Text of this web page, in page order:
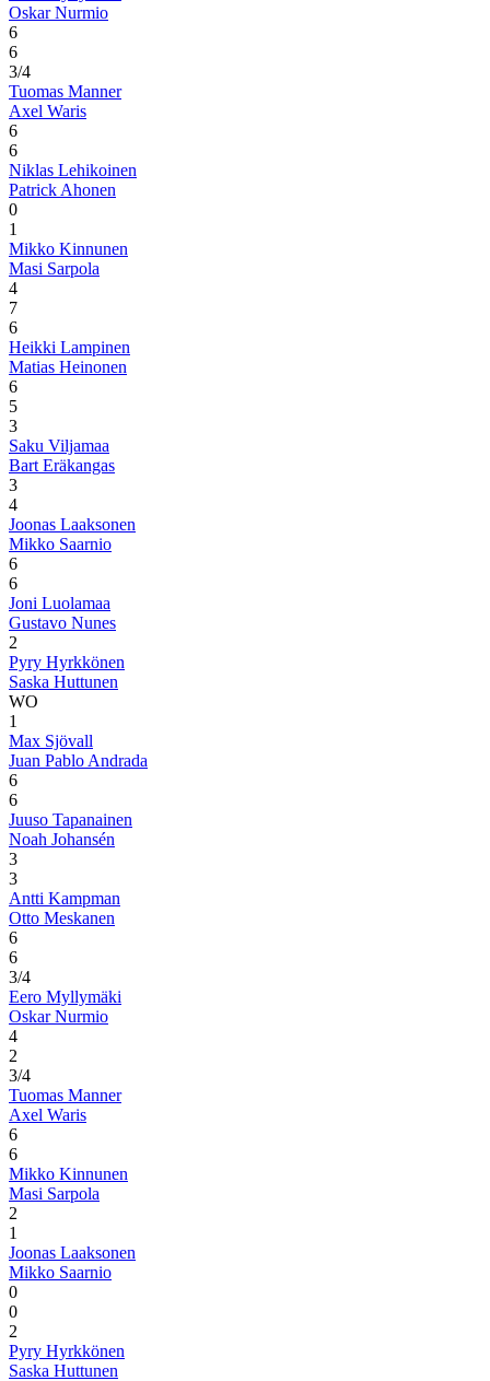
Oskar Nurmio
6
6
3/4
Tuomas Manner
Axel Waris
6
6
Niklas Lehikoinen
Patrick Ahonen
0
1
Mikko Kinnunen
Masi Sarpola
4
7
6
Heikki Lampinen
Matias Heinonen
6
5
3
Saku Viljamaa
Bart Eräkangas
3
4
Joonas Laaksonen
Mikko Saarnio
6
6
Joni Luolamaa
Gustavo Nunes
2
Pyry Hyrkkönen
Saska Huttunen
WO
1
Max Sjövall
Juan Pablo Andrada
6
6
Juuso Tapanainen
Noah Johansén
3
3
Antti Kampman
Otto Meskanen
6
6
3/4
Eero Myllymäki
Oskar Nurmio
4
2
3/4
Tuomas Manner
Axel Waris
6
6
Mikko Kinnunen
Masi Sarpola
2
1
Joonas Laaksonen
Mikko Saarnio
0
0
2
Pyry Hyrkkönen
Saska Huttunen